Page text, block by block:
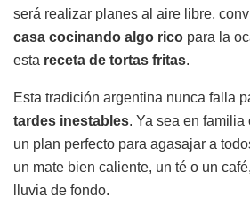
será realizar planes al aire libre,
casa cocinando algo rico para la
esta receta de tortas fritas.
Esta tradición argentina nunca falla
tardes inestables. Ya sea en
un plan perfecto para agasajar a
un mate bien caliente, un té o un
lluvia de fondo.